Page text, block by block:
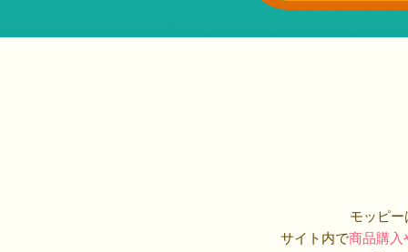
モッピ
サイト内で商品購入